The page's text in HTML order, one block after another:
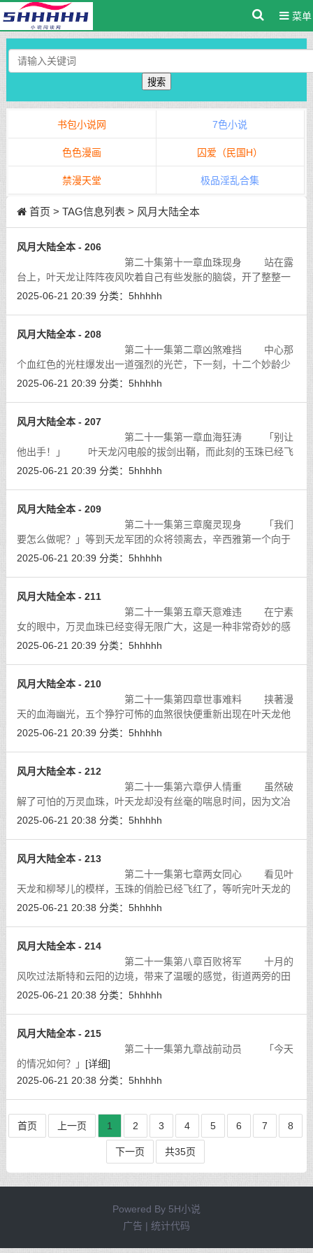
菜单
搜索
书包小说网 7色小说
色色漫画 囚爱（民国H）
禁漫天堂 极品淫乱合集
首页 > TAG信息列表 > 风月大陆全本
风月大陆全本 - 206
第二十集第十一章血珠现身 站在露
台上，叶天龙让阵阵夜风吹着自己有些发胀的脑袋，开了整整一
个下午的会议，他实在是连脑袋也有些发疼了。
2025-06-21 20:39 分类： 5hhhhh
风月大陆全本 - 208
第二十一集第二章凶煞难挡 中心那
个血红色的光柱爆发出一道强烈的光芒，下一刻，十二个妙龄少
女组成的圆环出现在青色枪影的前方，她们的脸上都带著天真无
2025-06-21 20:39 分类： 5hhhhh
风月大陆全本 - 207
第二十一集第一章血海狂涛 「别让
他出手！」 叶天龙闪电般的拔剑出鞘，而此刻的玉珠已经飞
身冲出，因为她已经从血手天蝎的眼神中看到一丝非常不妙的预
2025-06-21 20:39 分类： 5hhhhh
风月大陆全本 - 209
第二十一集第三章魔灵现身 「我们
要怎么做呢？」等到天龙军团的众将领离去，辛西雅第一个向于
凤舞发问。[详细]
2025-06-21 20:39 分类： 5hhhhh
风月大陆全本 - 211
第二十一集第五章天意难违 在宁素
女的眼中，万灵血珠已经变得无限广大，这是一种非常奇妙的感
觉，明明是一颗不过寸半大小的圆柱，但却好像占据了她全部的
2025-06-21 20:39 分类： 5hhhhh
风月大陆全本 - 210
第二十一集第四章世事难料 挟著漫
天的血海幽光，五个狰狞可怖的血煞很快便重新出现在叶天龙他
们的面前。在万灵血珠所产生的血海幻境之中，他们是不死不灭
2025-06-21 20:39 分类： 5hhhhh
风月大陆全本 - 212
第二十一集第六章伊人情重 虽然破
解了可怕的万灵血珠，叶天龙却没有丝毫的喘息时间，因为文冶
达等人的逃脱使得天龙军团的上下都不得安心，一场大规模的搜
2025-06-21 20:38 分类： 5hhhhh
风月大陆全本 - 213
第二十一集第七章两女同心 看见叶
天龙和柳琴儿的模样，玉珠的俏脸已经飞红了，等听完叶天龙的
要求，再看到那一套留给她的衣服，她的脸更是一片绯红。
2025-06-21 20:38 分类： 5hhhhh
风月大陆全本 - 214
第二十一集第八章百败将军 十月的
风吹过法斯特和云阳的边境，带来了温暖的感觉，街道两旁的田
地里到处是成熟的农作物，金黄色的果实沉甸甸的挂在树上，在
2025-06-21 20:38 分类： 5hhhhh
风月大陆全本 - 215
第二十一集第九章战前动员 「今天
的情况如何？」 [详细]
2025-06-21 20:38 分类： 5hhhhh
首页 上一页 1 2 3 4 5 6 7 8
下一页 共35页
Powered By 5H小说
广告 | 统计代码